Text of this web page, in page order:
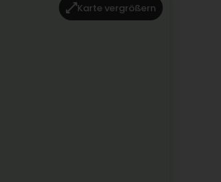
Karte vergrößern